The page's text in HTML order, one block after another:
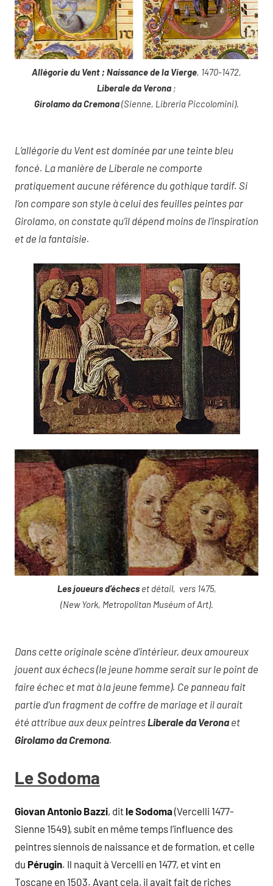
Allégorie du Vent ; Naissance de la Vierge, 1470-1472,
Liberale da Verona ;
Girolamo da Cremona(Sienne, Libreria Piccolomini).
L’allégorie du Vent est dominée par une teinte bleu
foncé. La manière de Liberale ne comporte
pratiquement aucune référence du gothique tardif. Si
l’on compare son style à celui des feuilles peintes par
Girolamo, on constate qu’il dépend moins de l’inspiration
et de la fantaisie.
Les joueurs d’échecs et détail, vers 1475,
(New York, Metropolitan Muséum of Art).
Dans cette originale scène d’intérieur, deux amoureux
jouent aux échecs (le jeune homme serait sur le point de
faire échec et mat à la jeune femme). Ce panneau fait
partie d’un fragment de coffre de mariage et il aurait
été attribue aux deux peintres Liberale da Verona et
Girolamo da Cremona.
Le Sodoma
Giovan Antonio Bazzi, ditle Sodoma(Vercelli 1477-
Sienne 1549), subit en même temps l’influence des
peintres siennois de naissance et de formation, et celle
du Pérugin. Il naquit à Vercelli en 1477, et vint en
Toscane en 1503. Avant cela, il avait fait de riches